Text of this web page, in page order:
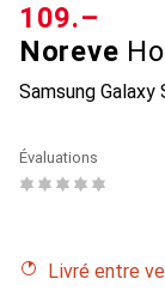
Noreve
Samsung Galaxy
CHF
109.–
Évaluations
Livré entre